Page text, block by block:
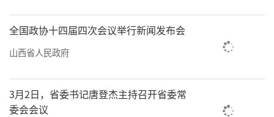
全国政协十四届四次会议举行新闻发布会
山西省人民政府
3月2日，省委书记唐登杰主持召开省委常
委会会议